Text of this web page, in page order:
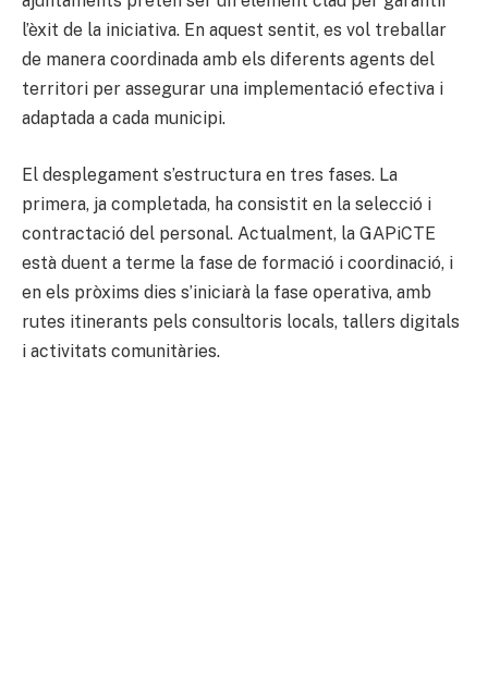
l’èxit de la iniciativa. En aquest sentit, es vol treballar
de manera coordinada amb els diferents agents del
territori per assegurar una implementació efectiva i
adaptada a cada municipi.
El desplegament s’estructura en tres fases. La
primera, ja completada, ha consistit en la selecció i
contractació del personal. Actualment, la GAPiCTE
està duent a terme la fase de formació i coordinació, i
en els pròxims dies s’iniciarà la fase operativa, amb
rutes itinerants pels consultoris locals, tallers digitals
i activitats comunitàries.